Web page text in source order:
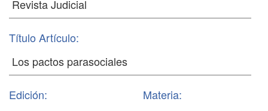
Título Artículo:
Edición: Materia: